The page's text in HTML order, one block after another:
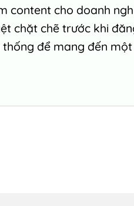
content cho doanh
chặt chẽ trước khi
để mang đến